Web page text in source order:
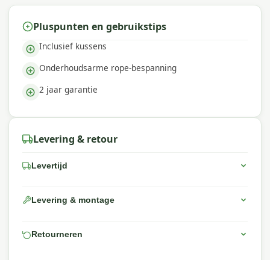
Pluspunten en gebruikstips
Inclusief kussens
Onderhoudsarme rope-bespanning
2 jaar garantie
Levering & retour
Levertijd
Levering & montage
Retourneren